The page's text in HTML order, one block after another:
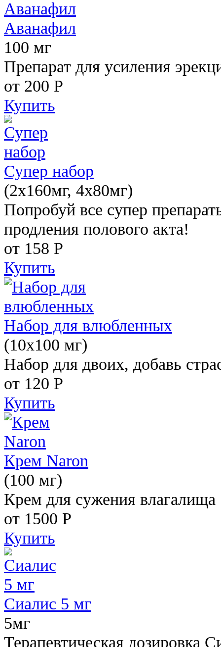
Аванафил
100 мг
Препарат для усиления
от 200 Р
Купить
Супер набор
(2х160мг, 4х80мг)
Попробуй все супер
продления полового акта!
от 158 Р
Купить
Набор для влюбленных
(10х100 мг)
Набор для двоих, добавь
от 120 Р
Купить
Крем Naron
(100 мг)
Крем для сужения влагалища
от 1500 Р
Купить
Сиалис 5 мг
5мг
Терапевтическая дозировка